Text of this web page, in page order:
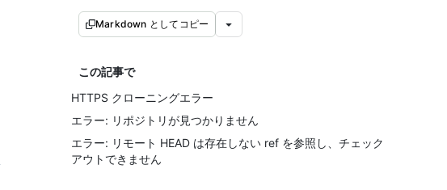
Markdown としてコピー
この記事で
HTTPS クローニングエラー
エラー: リポジトリが見つかりません
エラー: リモート HEAD は存在しない ref を参照し、チェック
アウトできません